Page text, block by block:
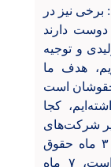
برخی نیز در
دارند
و توجیه
هدف ما
است
کجا
شرکت‌های
تحت مدیریت خارج از استان بیش از ۳ ماه حقوق
معوق کارگرانش را پرداخت نکرده است، ۷ ماه